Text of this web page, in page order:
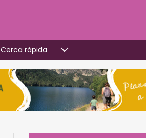
Cerca ràpida